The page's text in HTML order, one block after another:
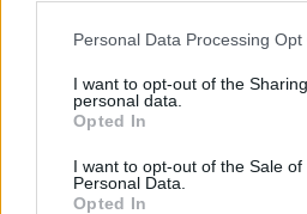
Please note that this website/app
not limited to your visit or usage
grant or deny consent to Google
use your data for below specified
consent section.
Personal Data Processing Opt
I want to opt-out of the
personal data.
Opted In
I want to opt-out of the Sale of
Personal Data.
Opted In
δυνατότητα των παθόντων
τους προσώπων τα φιαλίδια
έως 300 ευρώ, το καθένα, ενώ
δήθεν βλαστοκύτταρα
των Αρχών.